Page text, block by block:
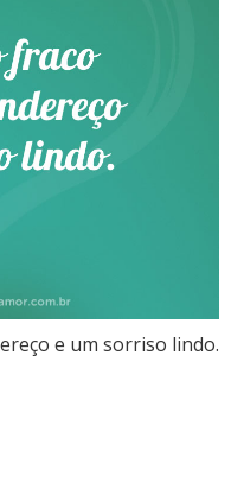
e um sorriso lindo.